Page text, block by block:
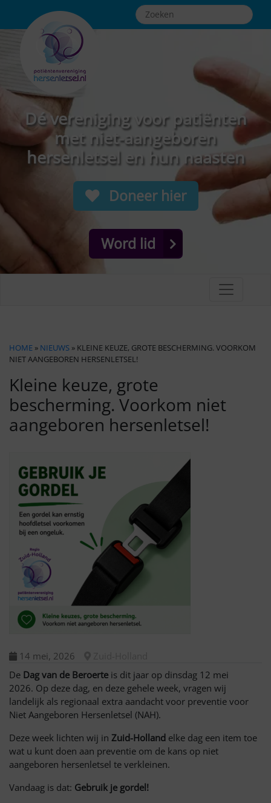
Dé vereniging voor patiënten
met niet-aangeboren
hersenletsel en hun naasten
Doneer hier
Word lid
HOME » NIEUWS » KLEINE KEUZE, GROTE BESCHERMING. VOORKOM
NIET AANGEBOREN HERSENLETSEL!
Kleine keuze, grote
bescherming. Voorkom niet
aangeboren hersenletsel!
14 mei, 2026
De Dag van de Beroerte is dit jaar op dinsdag 12 mei
2026. Op deze dag, en deze gehele week, vragen wij
landelijk als regionaal extra aandacht voor preventie voor
Niet Aangeboren Hersenletsel (NAH).
Deze week lichten wij in Zuid-Holland elke dag een item toe
wat u kunt doen aan preventie om de kans op niet
aangeboren hersenletsel te verkleinen.
Vandaag is dat: Gebruik je gordel!